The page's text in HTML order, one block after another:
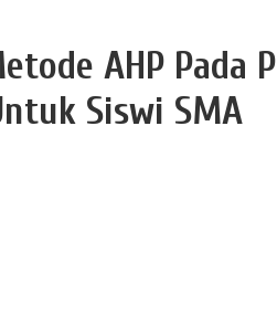
AHP Pada
Siswi SMA